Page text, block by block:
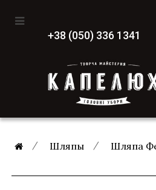
+38 (050) 336 1341
Шляпы Шляпа